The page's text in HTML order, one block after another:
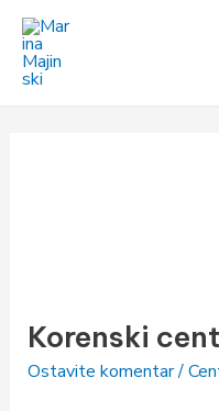
Pređi
sadržaj
Korenski
Ostavite komentar/